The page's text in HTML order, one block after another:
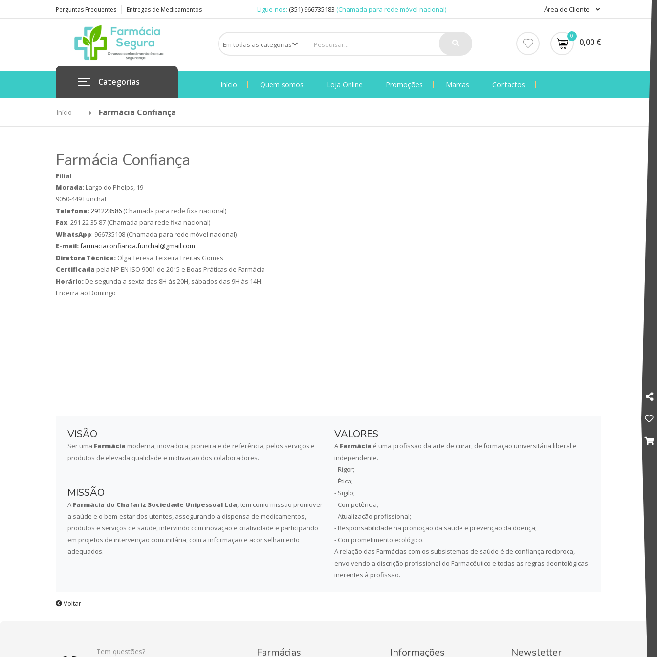
Perguntas Frequentes Entregas de Medicamentos Ligue-nos: (351) 966735183 (Chamada para rede móvel nacional) Área de Cliente
0
0,00 €
Categorias Início Quem somos Loja Online Promoções Marcas Contactos
Início Farmácia Confiança
Farmácia Confiança
Filial
Morada: Largo do Phelps, 19
9050-449 Funchal
Telefone:291223586 (Chamada para rede fixa nacional)
Fax. 291 22 35 87 (Chamada para rede fixa nacional)
WhatsApp: 966735108 (Chamada para rede móvel nacional)
E-mail:farmaciaconfianca.funchal@gmail.com
Diretora Técnica: Olga Teresa Teixeira Freitas Gomes
Certificada pela NP EN ISO 9001 de 2015 e Boas Práticas de Farmácia
Horário: De segunda a sexta das 8H às 20H, sábados das 9H às 14H.
Encerra ao Domingo
VISÃO
Ser uma Farmácia moderna, inovadora, pioneira e de referência, pelos serviços e
produtos de elevada qualidade e motivação dos colaboradores.
MISSÃO
A Farmácia do Chafariz Sociedade Unipessoal Lda , tem como missão promover
a saúde e o bem-estar dos utentes, assegurando a dispensa de medicamentos,
produtos e serviços de saúde, intervindo com inovação e criatividade e participando
em projetos de intervenção comunitária, com a informação e aconselhamento
adequados.
VALORES
A Farmácia é uma profissão da arte de curar, de formação universitária liberal e
independente.
- Rigor;
- Ética;
- Sigilo;
- Competência;
- Atualização profissional;
- Responsabilidade na promoção da saúde e prevenção da doença;
- Comprometimento ecológico.
A relação das Farmácias com os subsistemas de saúde é de confiança recíproca,
envolvendo a discrição profissional do Farmacêutico e todas as regras deontológicas
inerentes à profissão.
Voltar
Tem questões? Farmácias Informações Newsletter